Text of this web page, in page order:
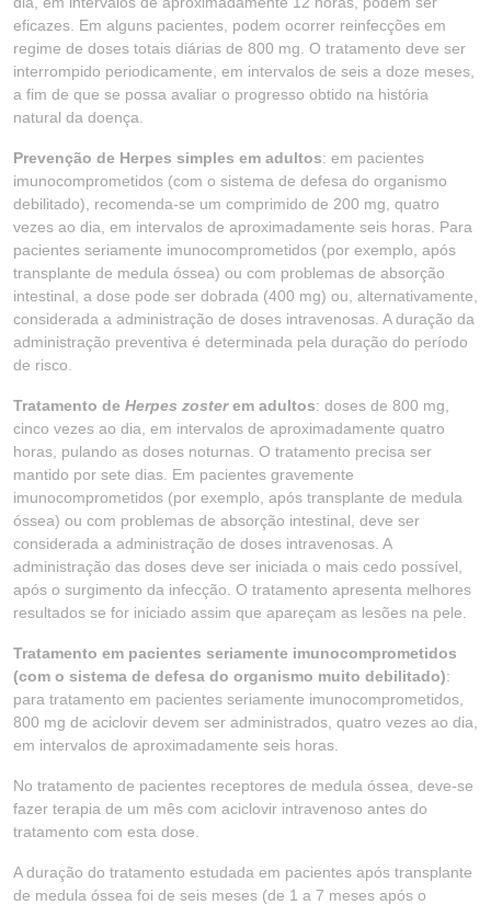
eficazes. Em alguns pacientes, podem ocorrer reinfecções em
regime de doses totais diárias de 800 mg. O tratamento deve ser
interrompido periodicamente, em intervalos de seis a doze meses,
a fim de que se possa avaliar o progresso obtido na história
natural da doença.
Prevenção de Herpes simples em adultos: em pacientes
imunocomprometidos (com o sistema de defesa do organismo
debilitado), recomenda-se um comprimido de 200 mg, quatro
vezes ao dia, em intervalos de aproximadamente seis horas. Para
pacientes seriamente imunocomprometidos (por exemplo, após
transplante de medula óssea) ou com problemas de absorção
intestinal, a dose pode ser dobrada (400 mg) ou, alternativamente,
considerada a administração de doses intravenosas. A duração da
administração preventiva é determinada pela duração do período
de risco.
Tratamento de Herpes zosterem adultos: doses de 800 mg,
cinco vezes ao dia, em intervalos de aproximadamente quatro
horas, pulando as doses noturnas. O tratamento precisa ser
mantido por sete dias. Em pacientes gravemente
imunocomprometidos (por exemplo, após transplante de medula
óssea) ou com problemas de absorção intestinal, deve ser
considerada a administração de doses intravenosas. A
administração das doses deve ser iniciada o mais cedo possível,
após o surgimento da infecção. O tratamento apresenta melhores
resultados se for iniciado assim que apareçam as lesões na pele.
Tratamento em pacientes seriamente imunocomprometidos
(com o sistema de defesa do organismo muito debilitado):
para tratamento em pacientes seriamente imunocomprometidos,
800 mg de aciclovir devem ser administrados, quatro vezes ao dia,
em intervalos de aproximadamente seis horas.
No tratamento de pacientes receptores de medula óssea, deve-se
fazer terapia de um mês com aciclovir intravenoso antes do
tratamento com esta dose.
A duração do tratamento estudada em pacientes após transplante
de medula óssea foi de seis meses (de 1 a 7 meses após o